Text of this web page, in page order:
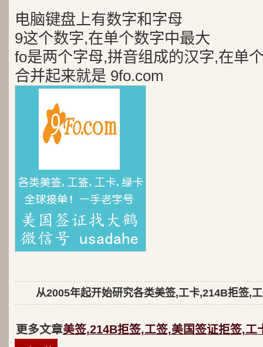
电脑键盘上有数字和字母
9这个数字,在单个数字中最大
fo是两个字母,拼音组成的汉字,在单
合并起来就是 9fo.com
从2005年起开始研究各类美签,工卡,214B拒签,
更多文章美签,214B拒签,工签,美国签证拒签,工